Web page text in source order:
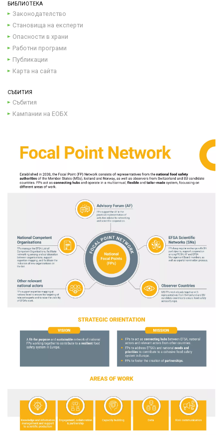
БИБЛИОТЕКА
Законодателство
Становища на експерти
Опасности в храни
Работни програми
Публикации
Карта на сайта
СЪБИТИЯ
Събития
Кампании на ЕОБХ